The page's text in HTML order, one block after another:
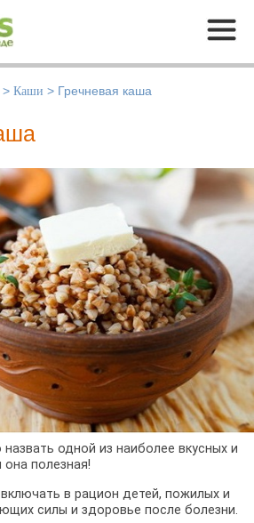
Меню
> Каши > Гречневая каша
одной из наиболее вкусных и
она полезная!
в рацион детей, пожилых и
силы и здоровье после болезни.